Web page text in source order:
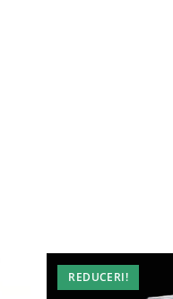
REDUCERI!